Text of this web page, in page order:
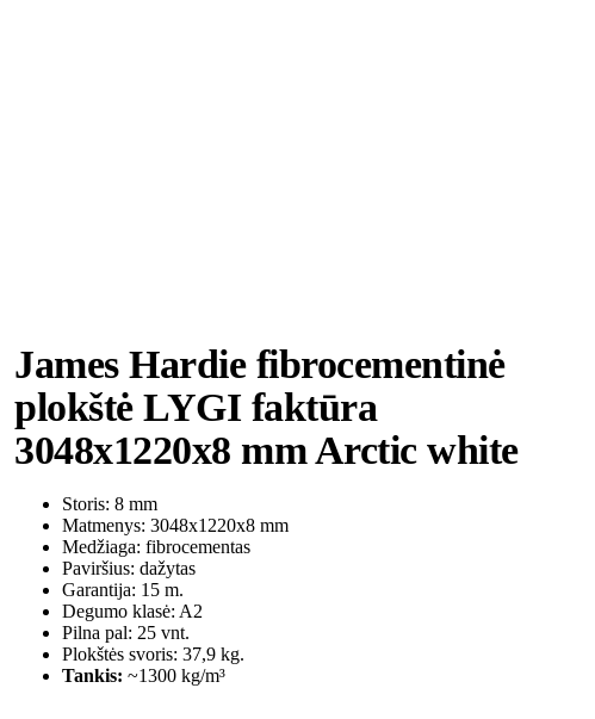
James Hardie fibrocementinė
plokštė LYGI faktūra
3048x1220x8 mm Arctic white
Storis: 8 mm
Matmenys: 3048x1220x8 mm
Medžiaga: fibrocementas
Paviršius: dažytas
Garantija: 15 m.
Degumo klasė: A2
Pilna pal: 25 vnt.
Plokštės svoris: 37,9 kg.
Tankis: ~1300 kg/m³